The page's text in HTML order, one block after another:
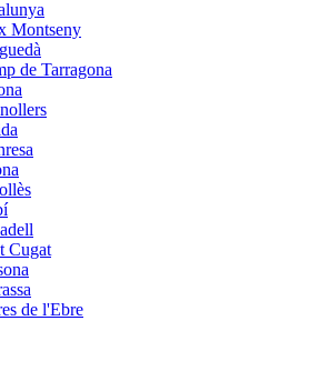
Montseny
de Tarragona
Cugat
de l'Ebre